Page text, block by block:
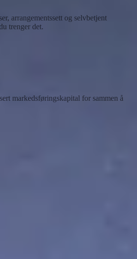
arrangementssett og selvbetjent
trenger det.
markedsføringskapital for sammen å